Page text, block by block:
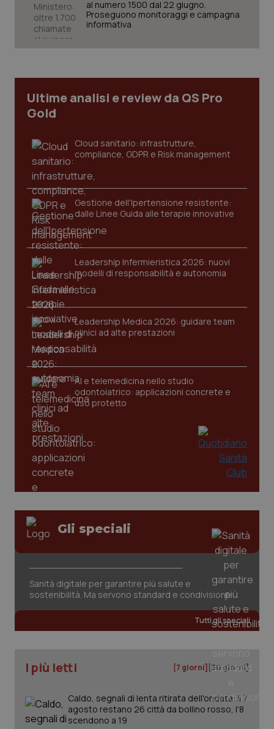
al numero 1500 dal 22 giugno.
Proseguono monitoraggi e campagna
informativa
Ultime analisi e review da QS Pro
Gold
Cloud sanitario: infrastrutture,
compliance, GDPR e Risk management
Gestione dell'Ipertensione resistente:
dalle Linee Guida alle terapie innovative
Leadership Infermieristica 2026: nuovi
modelli di responsabilità e autonomia
Leadership Medica 2026: guidare team
clinici ad alte prestazioni
AI e telemedicina nello studio
odontoiatrico: applicazioni concrete e
uso protetto
Gli speciali
Sanità digitale per garantire più salute e
sostenibilità. Ma servono standard e condivisione
Tutti gli speciali
I più letti [7 giorni] [30 giorni]
Caldo, segnali di lenta ritirata dell'ondata: il 7
agosto restano 26 città da bollino rosso, l'8
scendono a 19
sito web abilitandone funzionalità di base quali la
navigazione sulle pagine e l'accesso alle aree
protette del sito. Il sito web non è in grado di
funzionare correttamente senza questi cookie.
Nome
Fornitore/Dominio
.youtube.com
CookieScriptConsent
CookieScript
www.quotidianosanita.it
tracking-enable
tracking-sites-ironfish-
www.quotidianosanita.it
.quotidianosanita.it